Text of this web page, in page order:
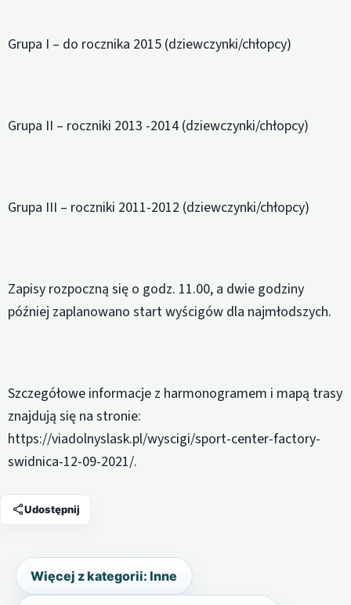
Grupa I – do rocznika 2015 (dziewczynki/chłopcy)
Grupa II – roczniki 2013 -2014 (dziewczynki/chłopcy)
Grupa III – roczniki 2011-2012 (dziewczynki/chłopcy)
Zapisy rozpoczną się o godz. 11.00, a dwie godziny
później zaplanowano start wyścigów dla najmłodszych.
Szczegółowe informacje z harmonogramem i mapą trasy
znajdują się na stronie:
https://viadolnyslask.pl/wyscigi/sport-center-factory-
swidnica-12-09-2021/.
Udostępnij
Więcej z kategorii: Inne